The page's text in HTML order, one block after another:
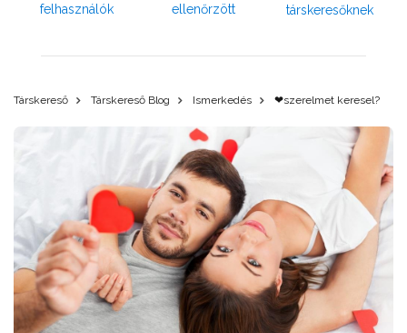
felhasználók
ellenőrzött
társkeresőknek
Társkereső Társkereső Blog Ismerkedés ❤szerelmet keresel?